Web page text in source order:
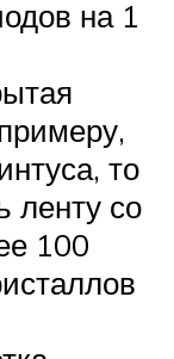
на 1
то
ленту со
100